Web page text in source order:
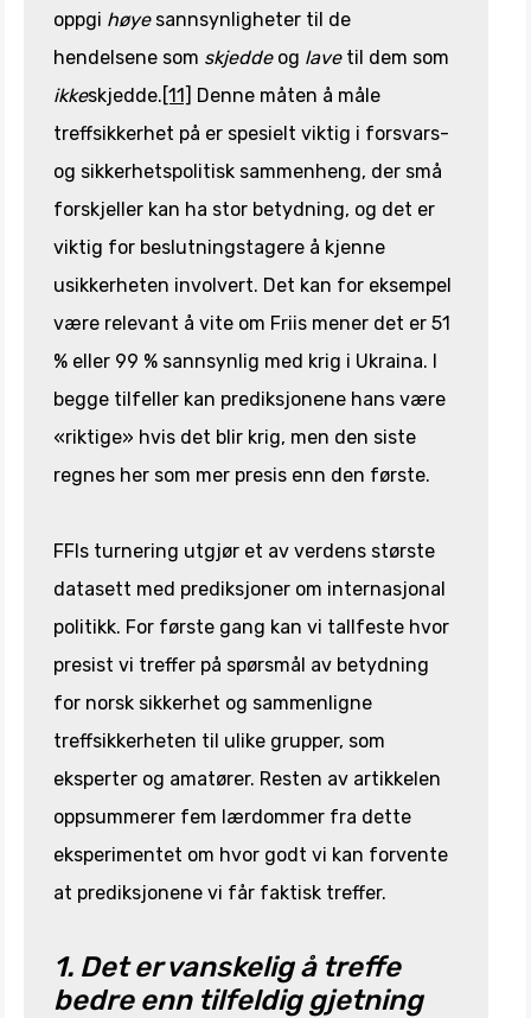
oppgi høyesannsynligheter til de
hendelsene som skjeddeog lavetil dem som
ikkeskjedde.[11] Denne måten å måle
treffsikkerhet på er spesielt viktig i forsvars-
og sikkerhetspolitisk sammenheng, der små
forskjeller kan ha stor betydning, og det er
viktig for beslutningstagere å kjenne
usikkerheten involvert. Det kan for eksempel
være relevant å vite om Friis mener det er 51
% eller 99 % sannsynlig med krig i Ukraina. I
begge tilfeller kan prediksjonene hans være
«riktige» hvis det blir krig, men den siste
regnes her som mer presis enn den første.
FFIs turnering utgjør et av verdens største
datasett med prediksjoner om internasjonal
politikk. For første gang kan vi tallfeste hvor
presist vi treffer på spørsmål av betydning
for norsk sikkerhet og sammenligne
treffsikkerheten til ulike grupper, som
eksperter og amatører. Resten av artikkelen
oppsummerer fem lærdommer fra dette
eksperimentet om hvor godt vi kan forvente
at prediksjonene vi får faktisk treffer.
1. Det er vanskelig å treffe
bedre enn tilfeldig gjetning